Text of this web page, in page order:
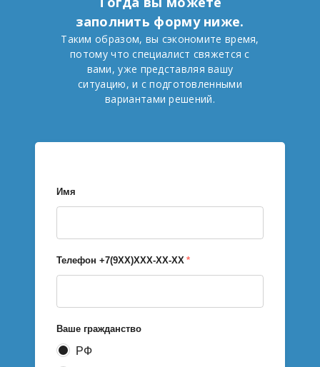
заполнить форму ниже.
Таким образом, вы сэкономите время,
потому что специалист свяжется с
вами, уже представляя вашу
ситуацию, и с подготовленными
вариантами решений.
Имя
Телефон +7(9ХХ)ХХХ-ХХ-ХХ *
Ваше гражданство
РФ